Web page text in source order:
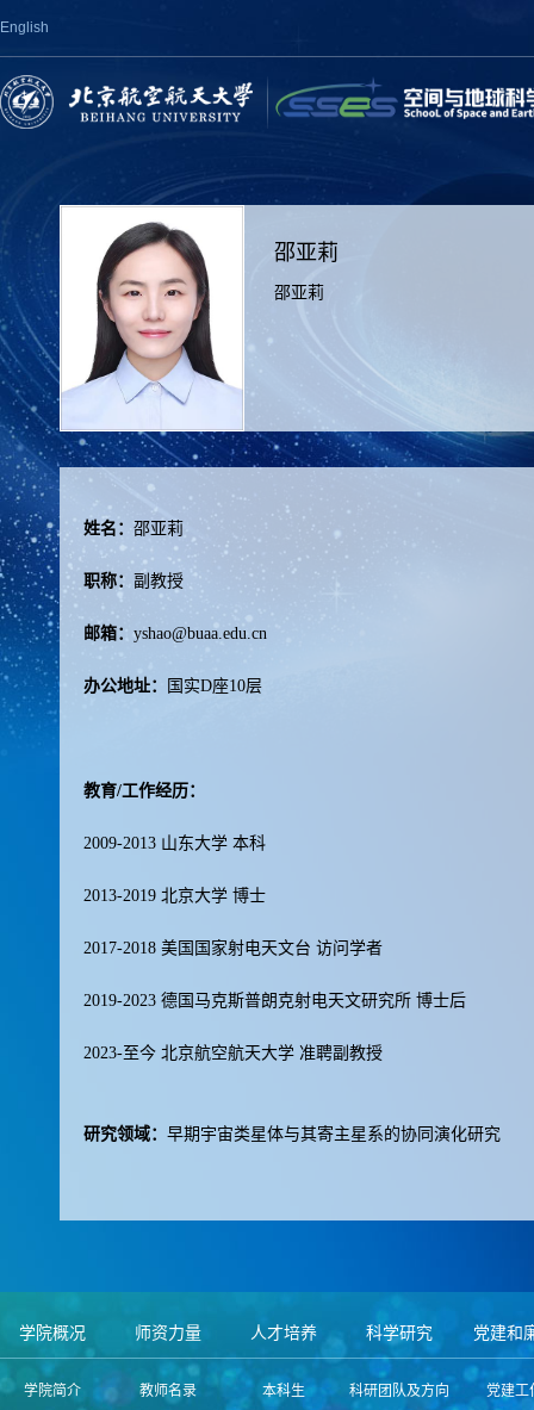
English
邵亚莉
邵亚莉
姓名： 邵亚莉
职称： 副教授
邮箱： yshao@buaa.edu.cn
办公地址： 国实D座10层
教育/工作经历：
2009-2013 山东大学 本科
2013-2019 北京大学 博士
2017-2018 美国国家射电天文台 访问学者
2019-2023 德国马克斯普朗克射电天文研究所 博士后
2023-至今 北京航空航天大学 准聘副教授
研究领域： 早期宇宙类星体与其寄主星系的协同演化研究
学院概况
学院简介
师资力量
教师名录
人才培养
本科生
科学研究
科研团队及方向
党建和
党建工